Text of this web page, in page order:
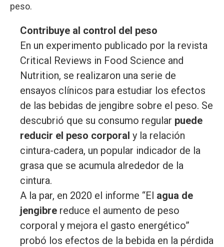
peso.
Contribuye al control del peso
En un experimento publicado por la revista
Critical Reviews in Food Science and
Nutrition, se realizaron una serie de
ensayos clínicos para estudiar los efectos
de las bebidas de jengibre sobre el peso. Se
descubrió que su consumo regular puede
reducir el peso corporal y la relación
cintura-cadera, un popular indicador de la
grasa que se acumula alrededor de la
cintura.
A la par, en 2020 el informe “El agua de
jengibre reduce el aumento de peso
corporal y mejora el gasto energético”
probó los efectos de la bebida en la pérdida